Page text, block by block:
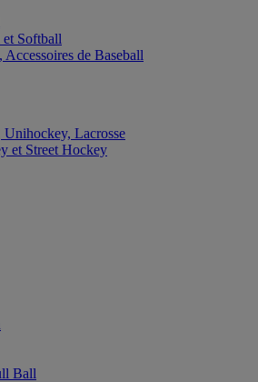
et Softball
Accessoires de Baseball
Lacrosse
et Street Hockey
Ball